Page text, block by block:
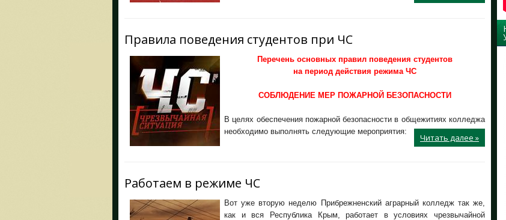
Правила поведения студентов при ЧС
Перечень основных правил поведения студентов
на период действия режима ЧС
СОБЛЮДЕНИЕ МЕР ПОЖАРНОЙ БЕЗОПАСНОСТИ
В целях обеспечения пожарной безопасности в общежитиях колледжа
необходимо выполнять следующие мероприятия:
Читать далее »
Работаем в режиме ЧС
Вот уже вторую неделю Прибрежненский аграрный колледж так же,
как и вся Республика Крым, работает в условиях чрезвычайной